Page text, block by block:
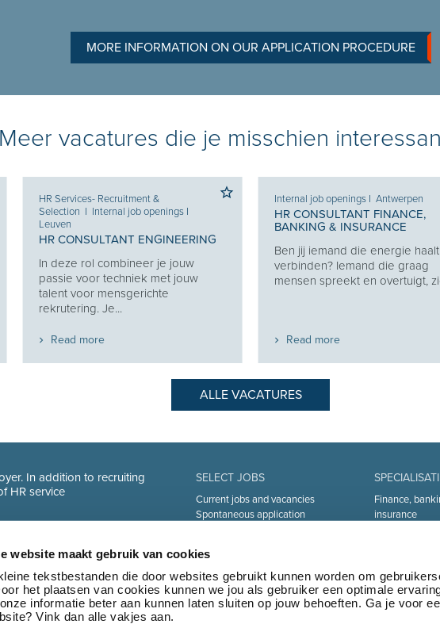
website maakt gebruik van cookies
tekstbestanden die door websites gebruikt kunnen worden om
het plaatsen van cookies kunnen we jou als gebruiker een optimale
informatie beter aan kunnen laten sluiten op jouw behoeften. Ga je voor
Vink dan alle vakjes aan.
MORE INFORMATION ON OUR APPLICATION PROCEDURE
Meer vacatures die je misschien
HR Services- Recruitment &
Selection I Internal job openings I
Leuven
HR CONSULTANT ENGINEERING
In deze rol combineer je jouw
passie voor techniek met jouw
talent voor mensgerichte
rekrutering. Je...
Read more
Internal job openings I Antwerpen
HR CONSULTANT FINANCE,
BANKING & INSURANCE
Ben jij iemand die energie
verbinden? Iemand die graag
mensen spreekt en overtuigt,
Read more
ALLE VACATURES
In addition to recruiting
HR service
SELECT JOBS
Current jobs and vacancies
Spontaneous application
Finance,
insurance
Medical
Logistics &
Marketing &